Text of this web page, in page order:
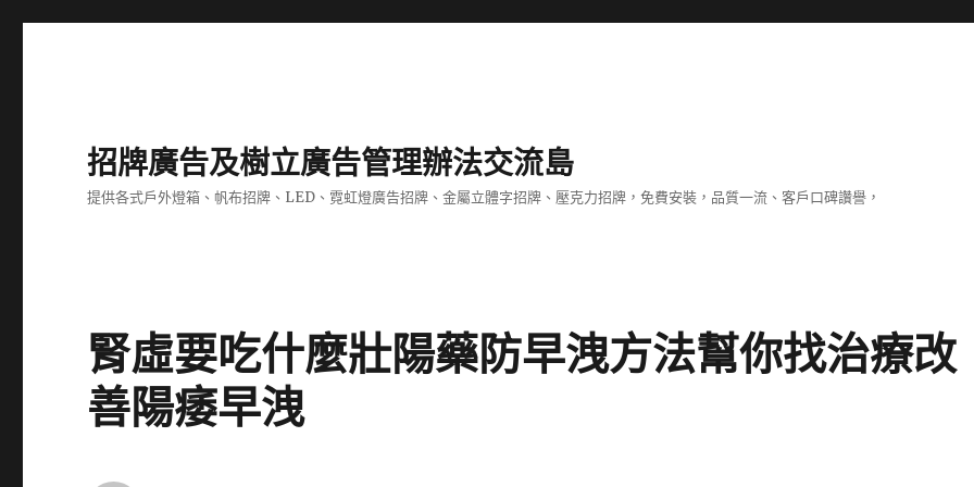
招牌廣告及樹立廣告管理辦法交流島
提供各式戶外燈箱、帆布招牌、LED、霓虹燈廣告招牌、金屬立體字招牌、壓克力招牌，免費安裝，品質一流、客戶口碑讚譽，
腎虛要吃什麼壯陽藥防早洩方法幫你找治療改
善陽痿早洩